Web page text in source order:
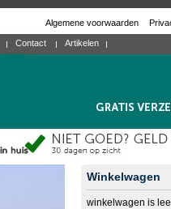
Algemene voorwaarden
Contact Artikelen
Winkelwagen
winkelwagen is